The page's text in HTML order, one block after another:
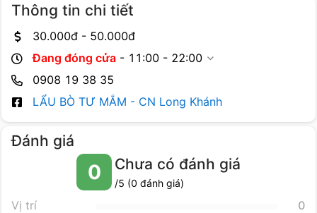
Đánh giá
0 Chưa có đánh giá
/5 (0 đánh giá)
Vị trí
0
Thông tin chi tiết
30.000đ - 50.000đ
Đang đóng cửa - 11:00 - 22:00
0908 19 38 35
LẨU BÒ TƯ MẮM - CN Long Khánh